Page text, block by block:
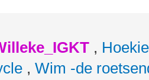
, Hoekie
, Wim -de